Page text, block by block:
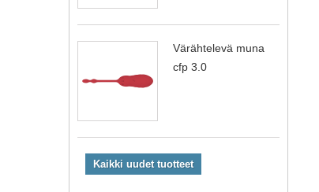
Värähtelevä muna
cfp 3.0
Kaikki uudet tuotteet